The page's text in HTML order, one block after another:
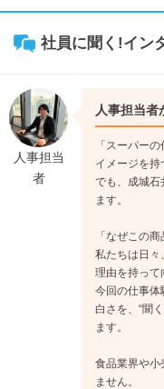
社員に聞く!イン
人事担当
者
人事担当者
「スーパー
イメージを持
でも、成城石
ます。
「なぜこの
私たちは日々
理由を持って
今回の仕事体
白さを、“聞
ます。
食品業界や小
ません。